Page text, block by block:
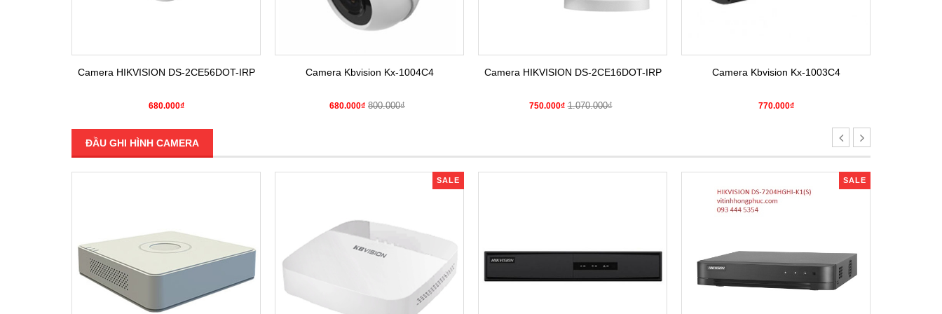
Camera HIKVISION DS-2CE56DOT-IRP
680.000₫
Camera Kbvision Kx-1004C4
680.000₫ 800.000₫
Camera HIKVISION DS-2CE16DOT-IRP
750.000₫ 1.070.000₫
Camera Kbvision Kx-1003C4
770.000₫
ĐẦU GHI HÌNH CAMERA
SALE SALE